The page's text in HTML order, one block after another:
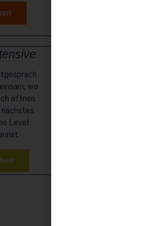
wo
öffnen
nächstes
Level